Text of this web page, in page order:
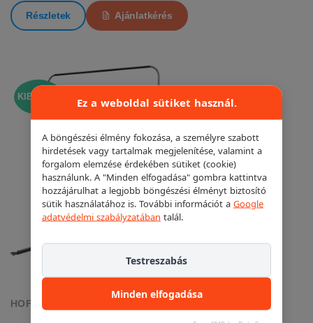
Részletek Ajánlatkérés
KIEMELT!
HOFMANN
Ez a weboldal sütiket használ.
A böngészési élmény fokozása, a személyre szabott
hirdetések vagy tartalmak megjelenítése, valamint a
forgalom elemzése érdekében sütiket (cookie)
használunk. A "Minden elfogadása" gombra kattintva
hozzájárulhat a legjobb böngészési élményt biztosító
sütik használatához is. További információt a Google
adatvédelmi szabályzatában talál.
Minden elfogadása
Testreszabás